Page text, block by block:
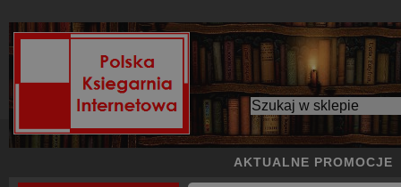
AKTUALNE PROMOCJE